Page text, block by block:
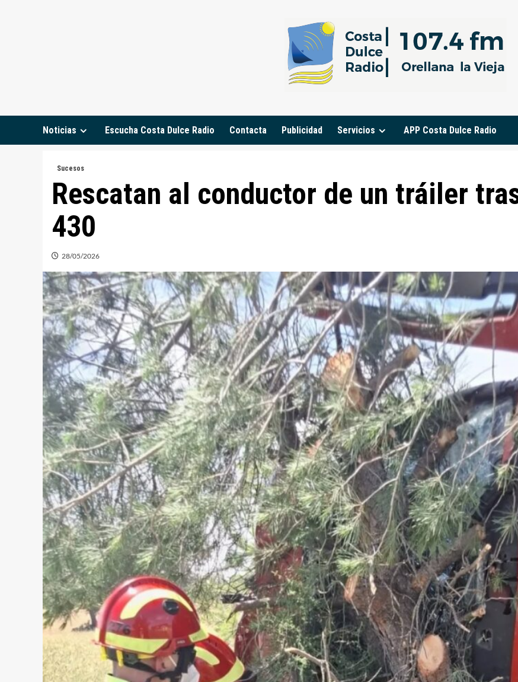
Noticias Escucha Costa Dulce Radio Contacta Publicidad Servicios APP Costa Dulce Radio
Sucesos
Rescatan al conductor de un tráiler
430
28/05/2026